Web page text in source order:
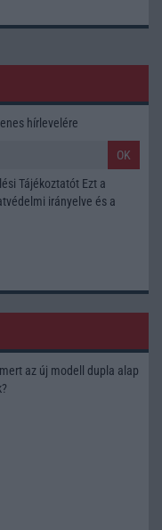
hírlevelére
OK
Tájékoztatót Ezt a
irányelve és a
az új modell dupla alap